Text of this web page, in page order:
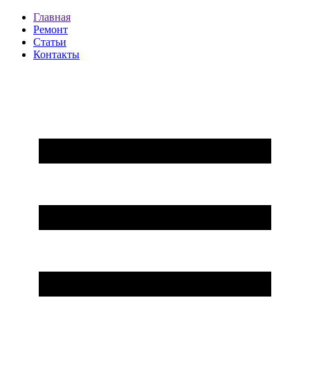
Главная
Ремонт
Статьи
Контакты